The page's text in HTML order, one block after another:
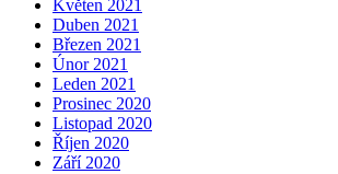
Květen 2021
Duben 2021
Březen 2021
Únor 2021
Leden 2021
Prosinec 2020
Listopad 2020
Říjen 2020
Září 2020